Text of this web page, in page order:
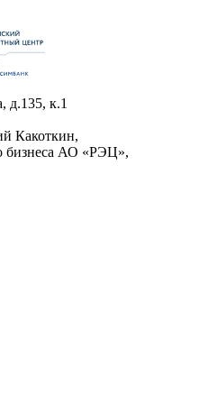
д.135, к.1
Какоткин,
бизнеса АО «РЭЦ»,